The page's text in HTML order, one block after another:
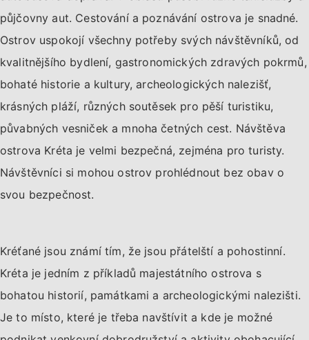
půjčovny aut. Cestování a poznávání ostrova je snadné.
Ostrov uspokojí všechny potřeby svých návštěvníků, od
kvalitnějšího bydlení, gastronomických zdravých pokrmů,
bohaté historie a kultury, archeologických nalezišť,
krásných pláží, různých soutěsek pro pěší turistiku,
půvabných vesniček a mnoha četných cest. Návštěva
ostrova Kréta je velmi bezpečná, zejména pro turisty.
Návštěvníci si mohou ostrov prohlédnout bez obav o
svou bezpečnost.
Kréťané jsou známí tím, že jsou přátelští a pohostinní.
Kréta je jedním z příkladů majestátního ostrova s
bohatou historií, památkami a archeologickými nalezišti.
Je to místo, které je třeba navštívit a kde je možné